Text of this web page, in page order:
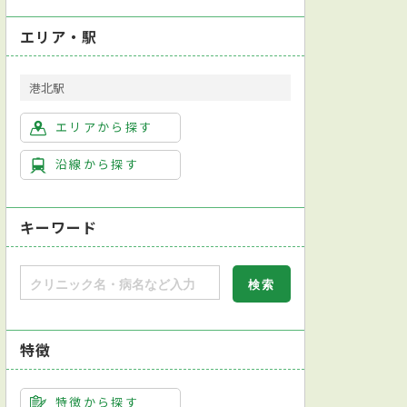
エリア・駅
港北駅
エリアから探す
沿線から探す
キーワード
特徴
特徴から探す